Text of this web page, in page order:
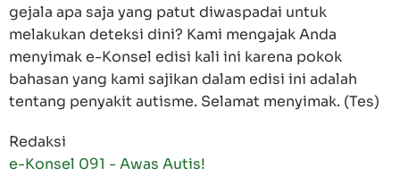
gejala apa saja yang patut diwaspadai untuk
melakukan deteksi dini? Kami mengajak Anda
menyimak e-Konsel edisi kali ini karena pokok
bahasan yang kami sajikan dalam edisi ini adalah
tentang penyakit autisme. Selamat menyimak. (Tes)
Redaksi
e-Konsel 091 - Awas Autis!